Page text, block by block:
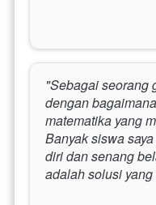
"Sebagai seorang
dengan
matematika yang
Banyak siswa
diri dan senang
adalah solusi